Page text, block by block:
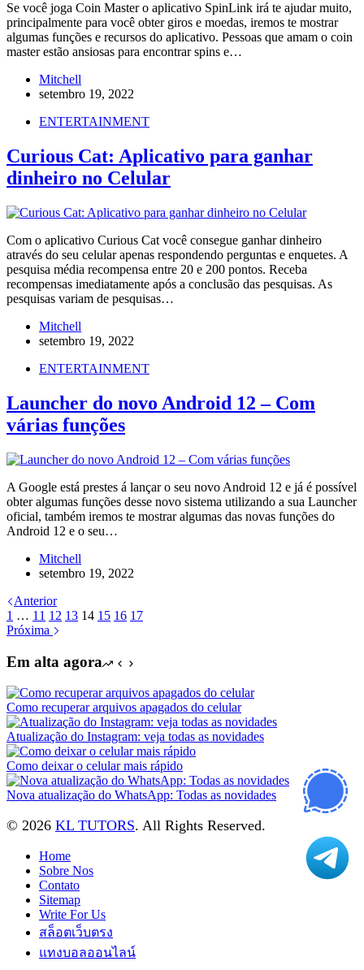
Se você joga Coin Master o aplicativo SpinLink irá te ajudar muito,
principalmente para você obter giros e moedas, iremos te mostrar
algumas funções e recursos do aplicativo. Pessoas que amam o coin
master estão ansiosas para encontrar spins e…
Mitchell
setembro 19, 2022
ENTERTAINMENT
Curious Cat: Aplicativo para ganhar
dinheiro no Celular
Com o aplicativo Curious Cat você consegue ganhar dinheiro
através do seu celular apenas respondendo perguntas e enquetes. A
pesquisa média recompensa entre 20 e 200 pontos. Receba
recompensas imediatamente após a conclusão das pesquisas. As
pesquisas variam de pesquisas…
Mitchell
setembro 19, 2022
ENTERTAINMENT
Launcher do novo Android 12 – Com
várias funções
A Google está prestes á lançar o seu novo Android 12 e já é possível
obter algumas funções desse novo sistema utilizando a sua Launcher
oficial, também iremos te mostrar algumas das novas funções do
Android 12 e o seu…
Mitchell
setembro 19, 2022
Anterior
1 … 11 12 13 14 15 16 17
Próxima
Em alta agora
Como recuperar arquivos apagados do celular
Atualização do Instagram: veja todas as novidades
Como deixar o celular mais rápido
Nova atualização do WhatsApp: Todas as novidades
© 2026 KL TUTORS. All Rights Reserved.
Home
Sobre Nos
Contato
Sitemap
Write For Us
สล็อตเว็บตรง
แทงบอลออนไลน์